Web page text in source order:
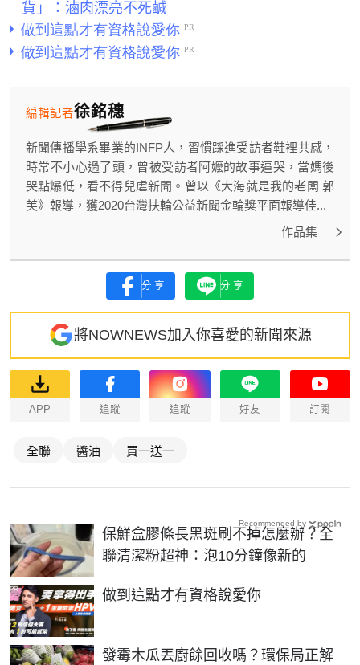
貨」：滷肉漂亮不死鹹
徐銘穗
編輯記者
新聞傳播學系畢業的INFP人，習慣踩進受訪者鞋裡共感，
時常不小心過了頭，曾被受訪者阿嬤的故事逼哭，當媽後
哭點爆低，看不得兒虐新聞。曾以《大海就是我的老闆 郭
芙》報導，獲2020台灣扶輪公益新聞金輪獎平面報導佳...
作品集
分享 分享
將NOWNEWS加入你喜愛的新聞來源
APP 追蹤 追蹤 好友 訂閱
全聯 醬油 買一送一
保鮮盒膠條長黑斑刷不掉怎麼辦？全
聯清潔粉超神：泡10分鐘像新的
做到這點才有資格說愛你
PR
發霉木瓜丟廚餘回收嗎？環保局正解
Recommended by